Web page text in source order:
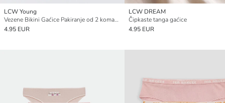
LCW Young
Vezene Bikini Gaćice Pakiranje od 2 komada
4.95 EUR
LCW DREAM
Čipkaste tanga gaćice
4.95 EUR